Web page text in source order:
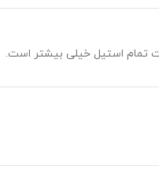
تمام استیل خیلی بیشتر است.